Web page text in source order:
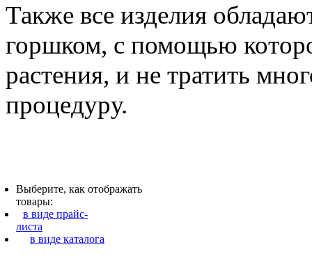
Также все изделия
горшком, с помощью
растения, и не тратить
процедуру.
Выберите, как отображать
товары:
в виде прайс-
листа
в виде каталога